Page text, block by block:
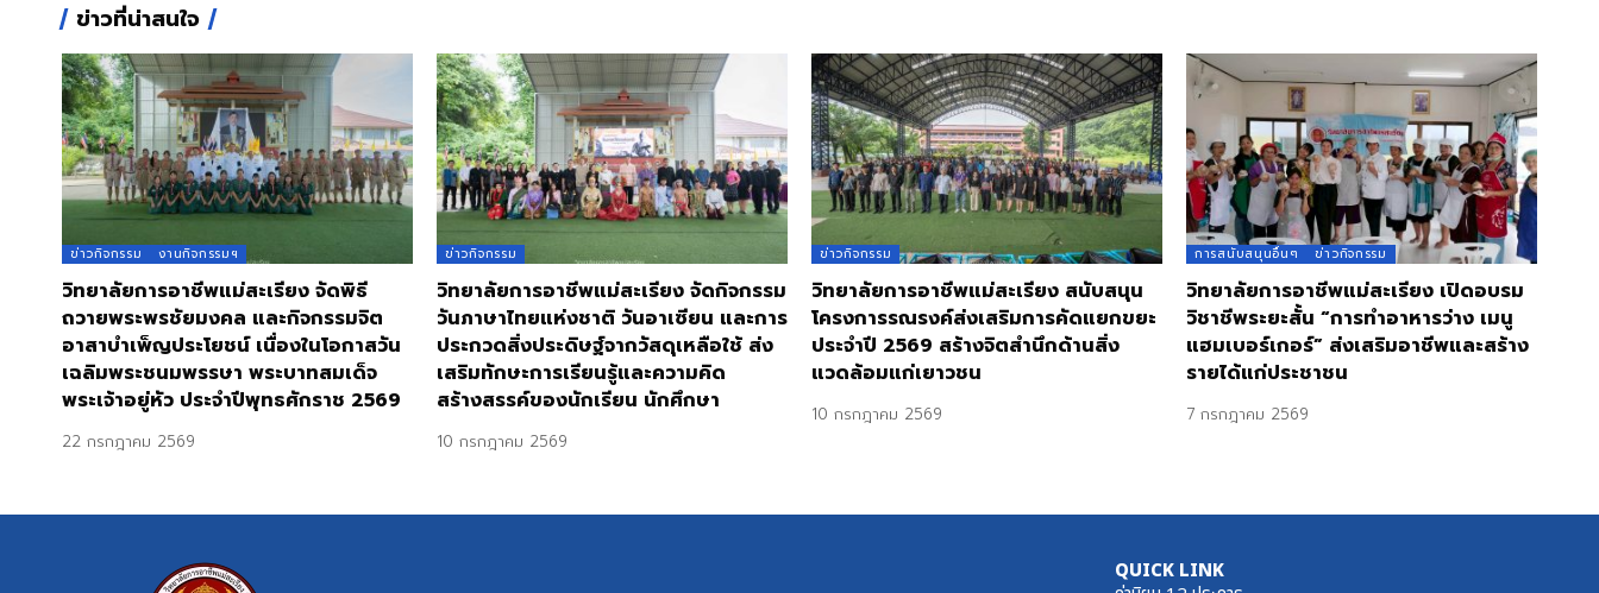
ข่าวที่น่าสนใจ
ข่าวกิจกรรม งานกิจกรรมฯ
วิทยาลัยการอาชีพแม่สะเรียง จัดพิธี
ถวายพระพรชัยมงคล และกิจกรรมจิต
อาสาบำเพ็ญประโยชน์ เนื่องในโอกาสวัน
เฉลิมพระชนมพรรษา พระบาทสมเด็จ
พระเจ้าอยู่หัว ประจำปีพุทธศักราช 2569
22 กรกฎาคม 2569
ข่าวกิจกรรม
วิทยาลัยการอาชีพแม่สะเรียง จัดกิจกรรม
วันภาษาไทยแห่งชาติ วันอาเซียน และการ
ประกวดสิ่งประดิษฐ์จากวัสดุเหลือใช้ ส่ง
เสริมทักษะการเรียนรู้และความคิด
สร้างสรรค์ของนักเรียน นักศึกษา
10 กรกฎาคม 2569
ข่าวกิจกรรม
วิทยาลัยการอาชีพแม่สะเรียง สนับสนุน
โครงการรณรงค์ส่งเสริมการคัดแยกขยะ
ประจำปี 2569 สร้างจิตสำนึกด้านสิ่ง
แวดล้อมแก่เยาวชน
10 กรกฎาคม 2569
การสนับสนุนอื่นๆ ข่าวกิจกรรม
วิทยาลัยการอาชีพแม่สะเรียง เปิดอบรม
วิชาชีพระยะสั้น “การทำอาหารว่าง เมนู
แฮมเบอร์เกอร์” ส่งเสริมอาชีพและสร้าง
รายได้แก่ประชาชน
7 กรกฎาคม 2569
QUICK LINK